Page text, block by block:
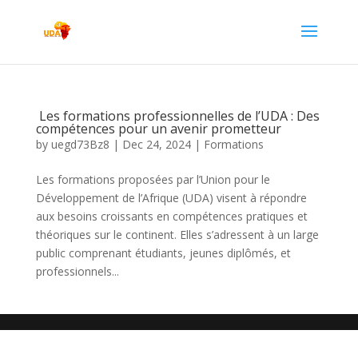
Les formations professionnelles de l’UDA : Des
compétences pour un avenir prometteur
by uegd73Bz8 | Dec 24, 2024| Formations
Les formations proposées par l’Union pour le
Développement de l’Afrique (UDA) visent à répondre
aux besoins croissants en compétences pratiques et
théoriques sur le continent. Elles s’adressent à un large
public comprenant étudiants, jeunes diplômés, et
professionnels...